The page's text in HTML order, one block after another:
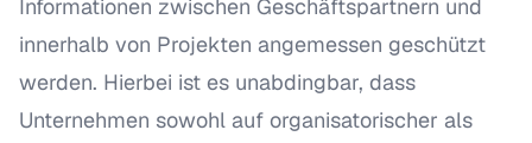
Informationen zwischen Geschäftspartnern und
innerhalb von Projekten angemessen geschützt
werden. Hierbei ist es unabdingbar, dass
Unternehmen sowohl auf organisatorischer als